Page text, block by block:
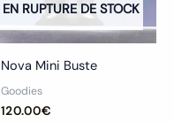
EN RUPTURE DE STOCK
Nova Mini Buste
Goodies
120.00€